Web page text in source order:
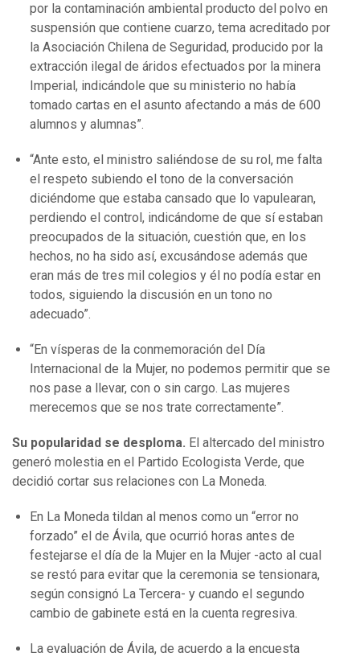
por la contaminación ambiental producto del polvo en
suspensión que contiene cuarzo, tema acreditado por
la Asociación Chilena de Seguridad, producido por la
extracción ilegal de áridos efectuados por la minera
Imperial, indicándole que su ministerio no había
tomado cartas en el asunto afectando a más de 600
alumnos y alumnas”.
“Ante esto, el ministro saliéndose de su rol, me falta
el respeto subiendo el tono de la conversación
diciéndome que estaba cansado que lo vapulearan,
perdiendo el control, indicándome de que sí estaban
preocupados de la situación, cuestión que, en los
hechos, no ha sido así, excusándose además que
eran más de tres mil colegios y él no podía estar en
todos, siguiendo la discusión en un tono no
adecuado”.
“En vísperas de la conmemoración del Día
Internacional de la Mujer, no podemos permitir que se
nos pase a llevar, con o sin cargo. Las mujeres
merecemos que se nos trate correctamente”.
Su popularidad se desploma. El altercado del ministro
generó molestia en el Partido Ecologista Verde, que
decidió cortar sus relaciones con La Moneda.
En La Moneda tildan al menos como un “error no
forzado” el de Ávila, que ocurrió horas antes de
festejarse el día de la Mujer en la Mujer -acto al cual
se restó para evitar que la ceremonia se tensionara,
según consignó La Tercera- y cuando el segundo
cambio de gabinete está en la cuenta regresiva.
La evaluación de Ávila, de acuerdo a la encuesta